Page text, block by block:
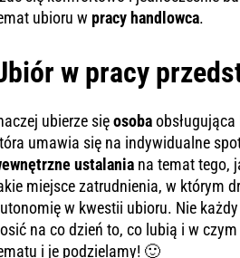
ubioru w pracy handlowca.
w pracy
ubierze sięosoba
umawia się na indywidualne
ustalania na temat tego,
miejsce zatrudnienia, w którym
w kwestii ubioru. Nie
na co dzień to, co lubią i w
i je podzielamy! 🙂